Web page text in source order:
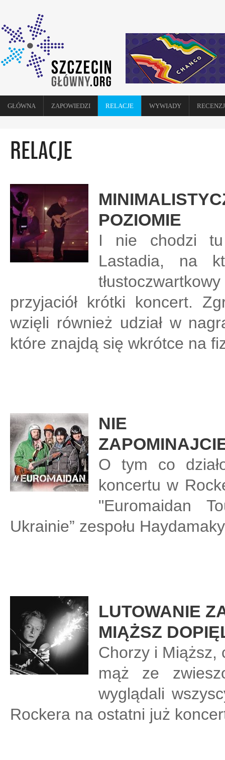
GŁÓWNA ZAPOWIEDZI RELACJE WYWIADY
RELACJE
POZIOMIE
I nie chodzi
Lastadia, na
przyjaciół krótki koncert.
wzięli również udział w
które znajdą się wkrótce na
NIE
O tym co
koncertu w
"Euromaidan
Ukrainie” zespołu
LUTOWANIE
MIĄŻSZ
Chorzy i Miąższ,
mąż ze
wyglądali
Rockera na ostatni już